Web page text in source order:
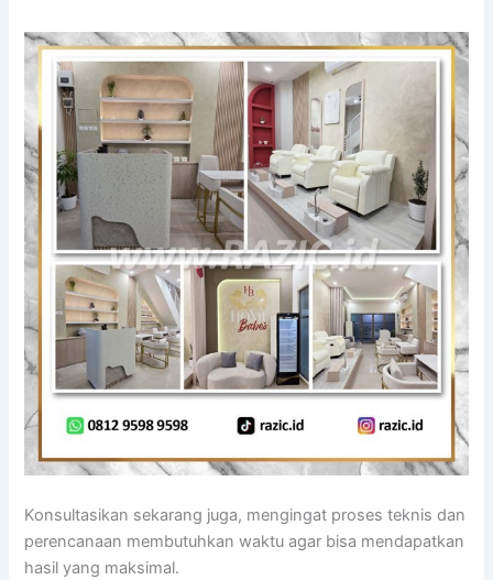
Konsultasikan sekarang juga, mengingat proses teknis dan
perencanaan membutuhkan waktu agar bisa mendapatkan
hasil yang maksimal.